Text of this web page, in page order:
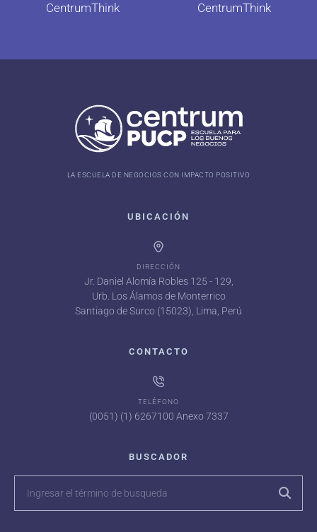
CentrumThink CentrumThink
LA ESCUELA DE NEGOCIOS CON IMPACTO POSITIVO
UBICACIÓN
DIRECCIÓN
Jr. Daniel Alomía Robles 125 - 129,
Urb. Los Álamos de Monterrico
Santiago de Surco (15023), Lima, Perú
CONTACTO
TELÉFONO
(0051) (1) 6267100 Anexo 7337
BUSCADOR